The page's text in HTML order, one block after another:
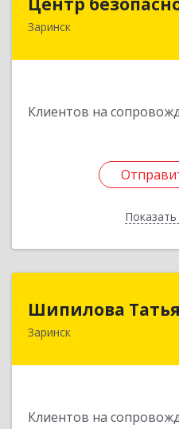
Заринск
Клиентов на
659100, Алтайский
Шипилова
Заринск
Клиентов на
Шипилова